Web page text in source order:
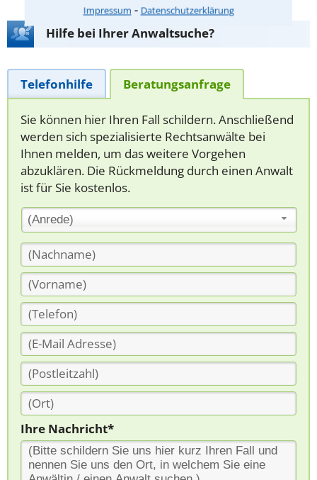
Impressum ⁃ Datenschutzerklärung
Hilfe bei Ihrer Anwaltsuche?
Telefonhilfe Beratungsanfrage
Sie können hier Ihren Fall schildern. Anschließend
werden sich spezialisierte Rechtsanwälte bei
Ihnen melden, um das weitere Vorgehen
abzuklären. Die Rückmeldung durch einen Anwalt
ist für Sie kostenlos.
(Anrede)
Ihre Nachricht*